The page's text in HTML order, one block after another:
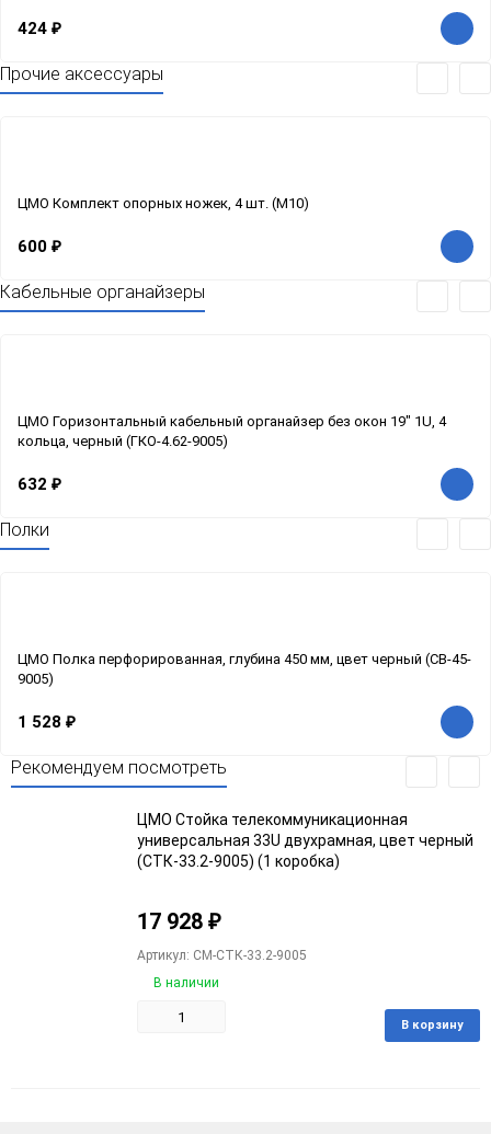
424 ₽
Прочие аксессуары
ЦМО Комплект опорных ножек, 4 шт. (M10)
600 ₽
Кабельные органайзеры
ЦМО Горизонтальный кабельный органайзер без окон 19" 1U, 4
кольца, черный (ГКО-4.62-9005)
632 ₽
Полки
ЦМО Полка перфорированная, глубина 450 мм, цвет черный (СВ-45-
9005)
1 528 ₽
Рекомендуем посмотреть
ЦМО Стойка телекоммуникационная
универсальная 33U двухрамная, цвет черный
(СТК-33.2-9005) (1 коробка)
17 928 ₽
Артикул: CM-СТК-33.2-9005
В наличии
В корзину